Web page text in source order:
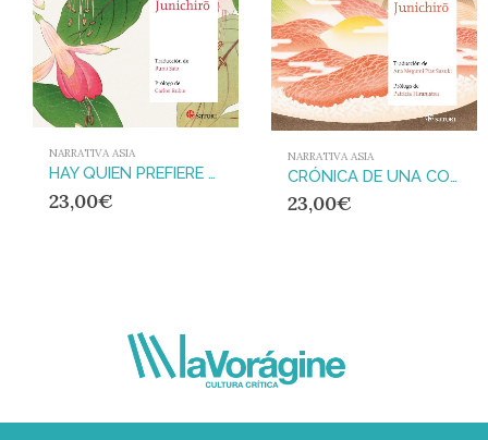
NARRATIVA ASIA
HAY QUIEN PREFIERE LAS ORTIGAS
23,00€
NARRATIVA ASIA
CRÓNICA DE UNA COCINA
23,00€